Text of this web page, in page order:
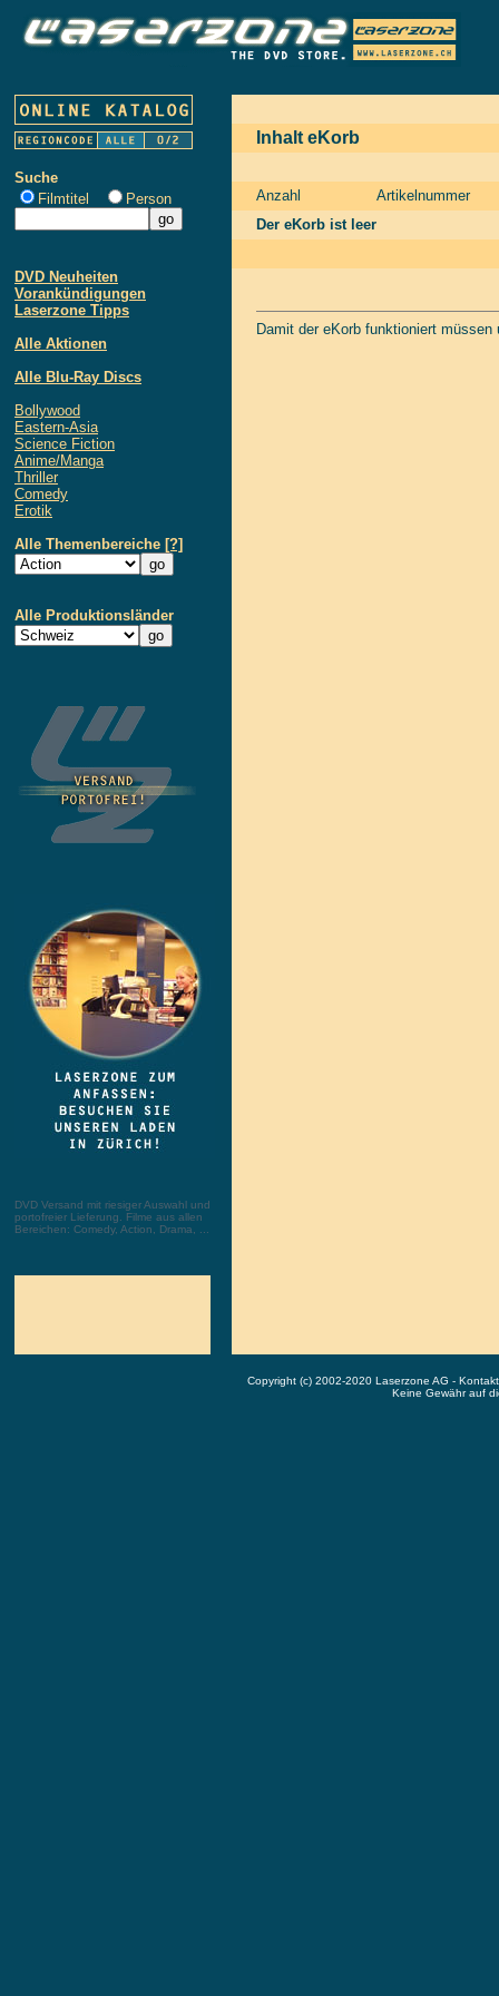
Suche
Filmtitel
Person
DVD Neuheiten
Vorankündigungen
Laserzone Tipps
Alle Aktionen
Alle Blu-Ray Discs
Bollywood
Eastern-Asia
Science Fiction
Anime/Manga
Thriller
Comedy
Erotik
Alle Themenbereiche [?]
Alle Produktionsländer
DVD Versand mit riesiger Auswahl und
portofreier Lieferung. Filme aus allen
Bereichen: Comedy, Action, Drama, ...
Inhalt eKorb
Anzahl
Artikelnummer
Der eKorb ist leer
Damit der eKorb funktioniert
Copyright (c) 2002-2020 Laserzone AG -
Keine Gewähr auf